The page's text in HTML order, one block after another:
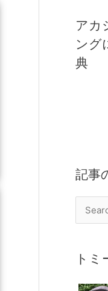
アカ
ング
典
記事
ト